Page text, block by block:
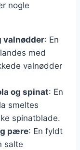
nogle
valnødder: En
med
valnødder
og spinat: En
smeltes
spinatblade.
pære: En fyldt
salte